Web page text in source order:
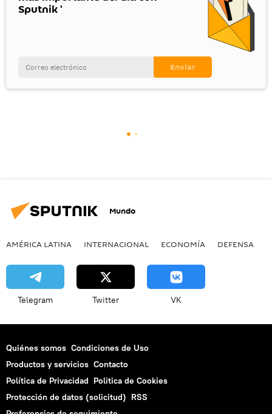
Sputnik '
Mundo
AMÉRICA LATINA INTERNACIONAL ECONOMÍA DEFENSA
Telegram Twitter VK
Quiénes somos Condiciones de Uso
Productos y servicios Contacto
Política de Privacidad Politica de Cookies
Protección de datos (solicitud) RSS